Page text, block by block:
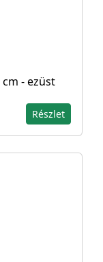
cm - ezüst
Részlet